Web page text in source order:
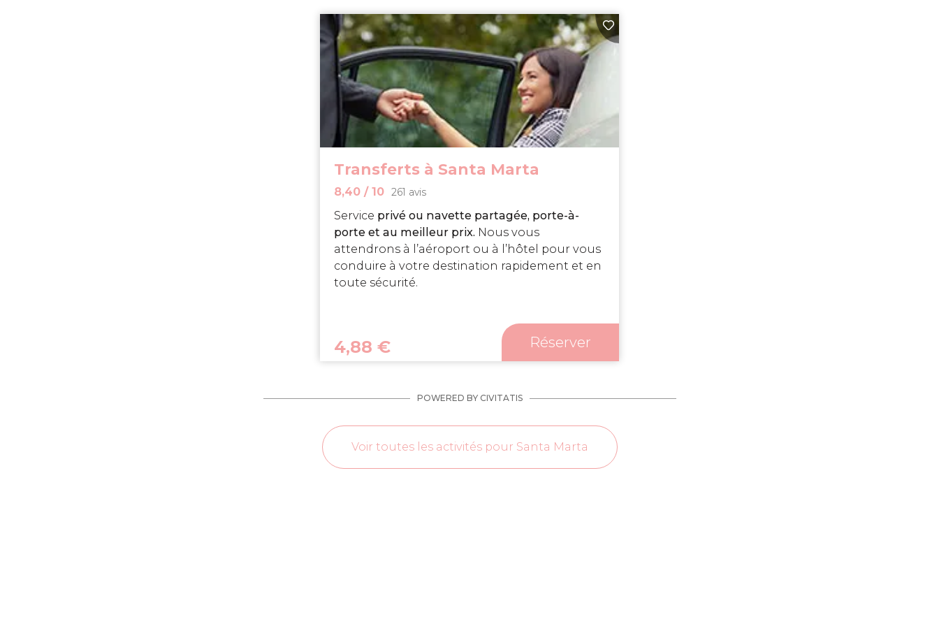
Transferts à Santa Marta
8,40 / 10 261 avis
Service privé ou navette partagée, porte-à-
porte et au meilleur prix. Nous vous
attendrons à l’aéroport ou à l’hôtel pour vous
conduire à votre destination rapidement et en
toute sécurité.
4,88 € Réserver
POWERED BY CIVITATIS
Voir toutes les activités pour Santa Marta